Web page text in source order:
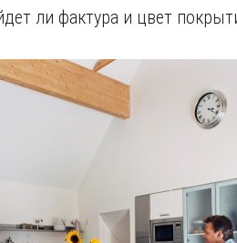
ли фактура и цвет